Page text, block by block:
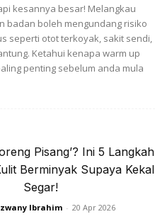
kesannya besar! Melangkau
badan boleh mengundang risiko
seperti otot terkoyak, sakit sendi,
Ketahui kenapa warm up
penting sebelum anda mula
Pisang’? Ini 5 Langkah
Berminyak Supaya Kekal
Segar!
Ibrahim - 20 Apr 2026